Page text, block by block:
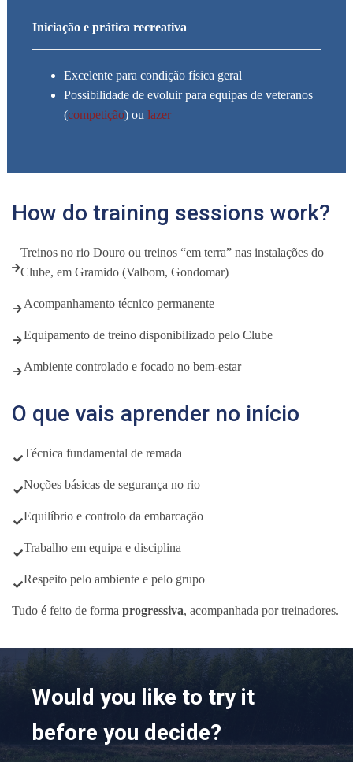
Iniciação e prática recreativa
Excelente para condição física geral
Possibilidade de evoluir para equipas de veteranos
(competição) ou lazer
How do training sessions work?
Treinos no rio Douro ou treinos “em terra” nas instalações do
Clube, em Gramido (Valbom, Gondomar)
Acompanhamento técnico permanente
Equipamento de treino disponibilizado pelo Clube
Ambiente controlado e focado no bem-estar
O que vais aprender no início
Técnica fundamental de remada
Noções básicas de segurança no rio
Equilíbrio e controlo da embarcação
Trabalho em equipa e disciplina
Respeito pelo ambiente e pelo grupo
Tudo é feito de forma progressiva, acompanhada por treinadores.
Would you like to try it
before you decide?